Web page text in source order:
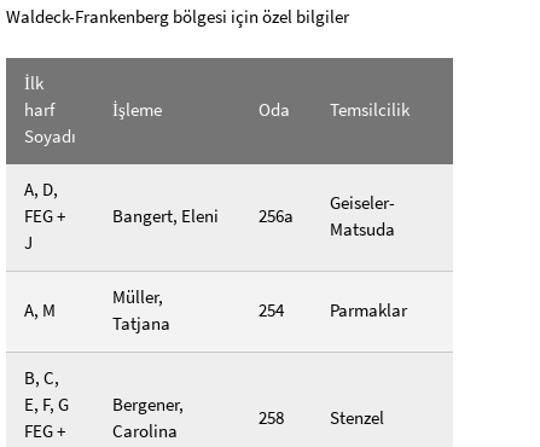
Waldeck-Frankenberg bölgesi için özel bilgiler
İlk
harf
Soyadı
İşleme Oda Temsilcilik
A, D,
FEG +
J
Bangert, Eleni 256a
Geiseler-
Matsuda
A, M
Müller,
Tatjana
254 Parmaklar
B, C,
E, F, G
FEG +
Bergener,
Carolina
258 Stenzel